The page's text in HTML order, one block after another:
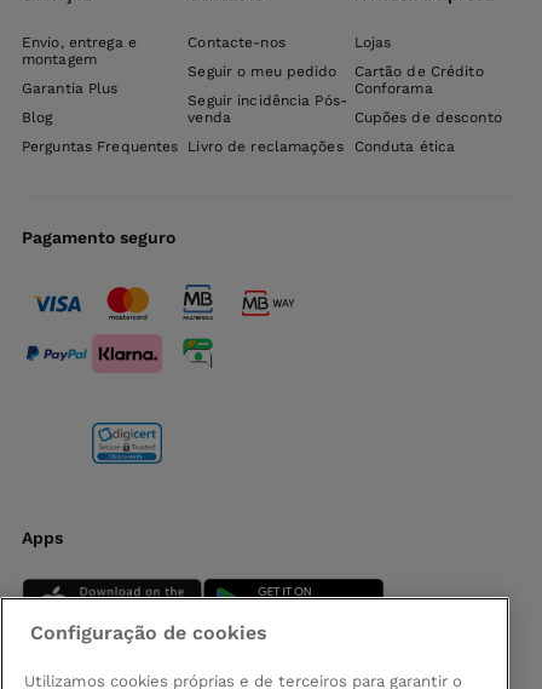
Envio, entrega e
montagem
Garantia Plus
Blog
Perguntas Frequentes
Contacte-nos
Seguir o meu pedido
Seguir incidência Pós-
venda
Livro de reclamações
Lojas
Cartão de Crédito
Conforama
Cupões de desconto
Conduta ética
Pagamento seguro
Apps
Configuração de cookies
Utilizamos cookies próprias e de terceiros para garantir o